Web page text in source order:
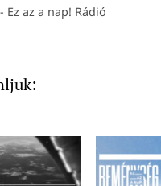
az a nap! Rádió